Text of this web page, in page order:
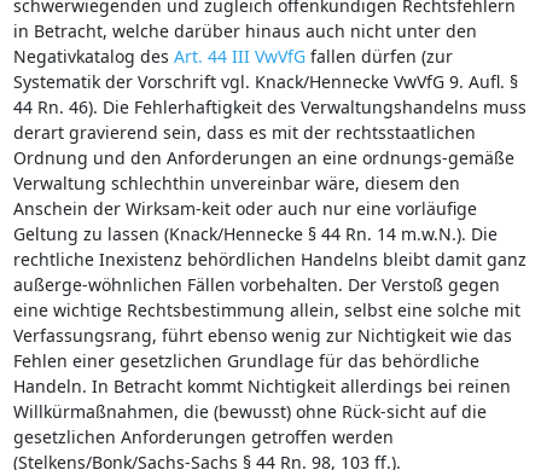
schwerwiegenden und zugleich offenkundigen Rechtsfehlern
in Betracht, welche darüber hinaus auch nicht unter den
Negativkatalog des Art. 44 III VwVfGfallen dürfen (zur
Systematik der Vorschrift vgl. Knack/Hennecke VwVfG 9. Aufl. §
44 Rn. 46). Die Fehlerhaftigkeit des Verwaltungshandelns muss
derart gravierend sein, dass es mit der rechtsstaatlichen
Ordnung und den Anforderungen an eine ordnungs-gemäße
Verwaltung schlechthin unvereinbar wäre, diesem den
Anschein der Wirksam-keit oder auch nur eine vorläufige
Geltung zu lassen (Knack/Hennecke § 44 Rn. 14 m.w.N.). Die
rechtliche Inexistenz behördlichen Handelns bleibt damit ganz
außerge-wöhnlichen Fällen vorbehalten. Der Verstoß gegen
eine wichtige Rechtsbestimmung allein, selbst eine solche mit
Verfassungsrang, führt ebenso wenig zur Nichtigkeit wie das
Fehlen einer gesetzlichen Grundlage für das behördliche
Handeln. In Betracht kommt Nichtigkeit allerdings bei reinen
Willkürmaßnahmen, die (bewusst) ohne Rück-sicht auf die
gesetzlichen Anforderungen getroffen werden
(Stelkens/Bonk/Sachs-Sachs § 44 Rn. 98, 103 ff.).